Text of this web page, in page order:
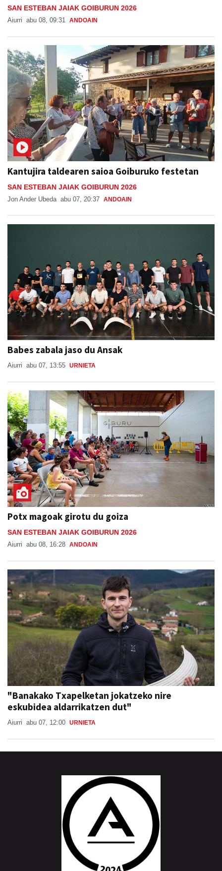
SAN ESTEBAN JAIAK GOIBURUN 2026
Aiurri abu 08, 09:31 ANDOAIN
Kantujira taldearen saioa Goiburuko festetan
SAN ESTEBAN JAIAK GOIBURUN 2026
Jon Ander Ubeda abu 07, 20:37 ANDOAIN
Babes zabala jaso du Ansak
Aiurri abu 07, 13:55 URNIETA
Potx magoak girotu du goiza
SAN ESTEBAN JAIAK GOIBURUN 2026
Aiurri abu 08, 16:28 ANDOAIN
"Banakako Txapelketan jokatzeko nire
eskubidea aldarrikatzen dut"
Aiurri abu 07, 12:00 URNIETA